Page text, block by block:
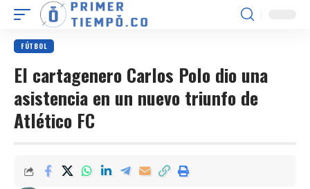
FÚTBOL
El cartagenero Carlos Polo dio una
asistencia en un nuevo triunfo de
Atlético FC